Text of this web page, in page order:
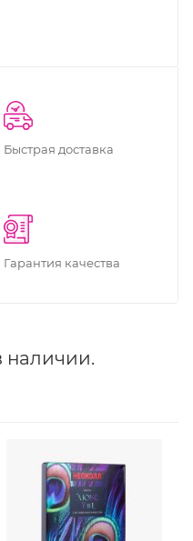
Быстрая доставка
Гарантия качества
наличии.